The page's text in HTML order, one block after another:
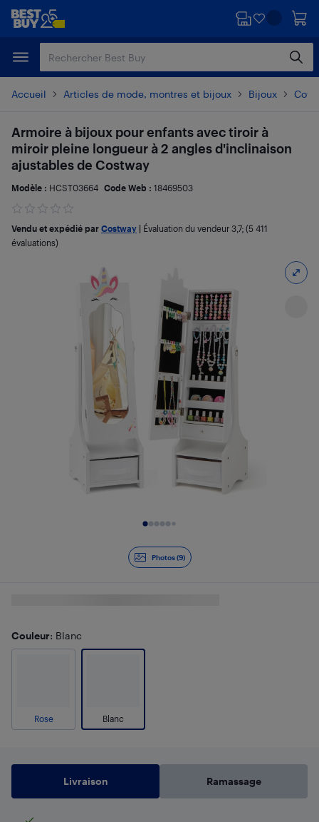
Passer
principal
Passer
Accueil Articles de mode, montres et bijoux Bijoux
Photos (9)
Armoire à bijoux pour enfants avec tiroir à
miroir pleine longueur à 2 angles d'inclinaison
ajustables de Costway
Modèle : HCST03664 Code Web : 18469503
Vendu et expédié par Costway Évaluation du vendeur 3,7; (5 411
évaluations)
Couleur: Blanc
Rose Blanc
Livraison Ramassage